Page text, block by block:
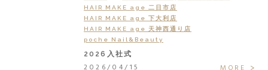
HAIR MAKE age 二日市店
HAIR MAKE age 下大利店
HAIR MAKE age 天神西通り店
poche Nail&Beauty
2026入社式
2026/04/15